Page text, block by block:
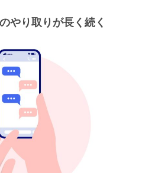
やり取りが長く続く